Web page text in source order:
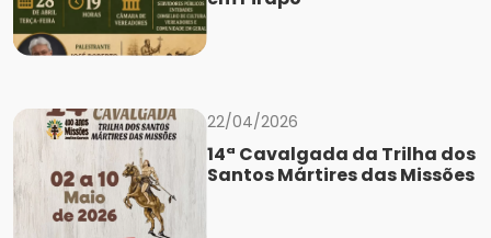
22/04/2026
14ª Cavalgada da Trilha dos
Santos Mártires das Missões